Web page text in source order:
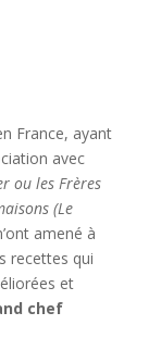
France, ayant
avec
ou les Frères
(Le
amené à
recettes qui
et
chef